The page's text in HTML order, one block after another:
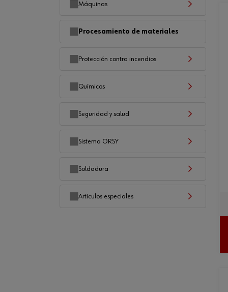
Máquinas
Procesamiento de materiales
Protección contra incendios
Químicos
Seguridad y salud
Sistema ORSY
Soldadura
Artículos especiales